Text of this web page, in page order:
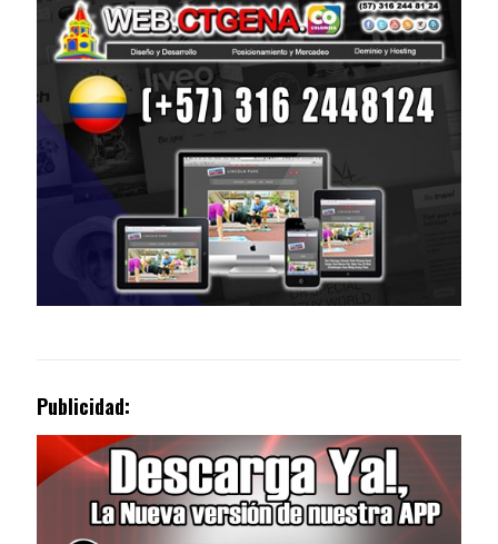
Publicidad: